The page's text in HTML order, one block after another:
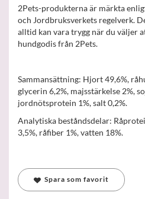
2Pets-produkterna är märkta
och Jordbruksverkets regelverk.
alltid kan vara trygg när du väljer
hundgodis från 2Pets.
Sammansättning: Hjort 49,6%,
glycerin 6,2%, majsstärkelse 2%,
jordnötsprotein 1%, salt 0,2%.
Analytiska beståndsdelar:
3,5%, råfiber 1%, vatten 18%.
Spara som favorit